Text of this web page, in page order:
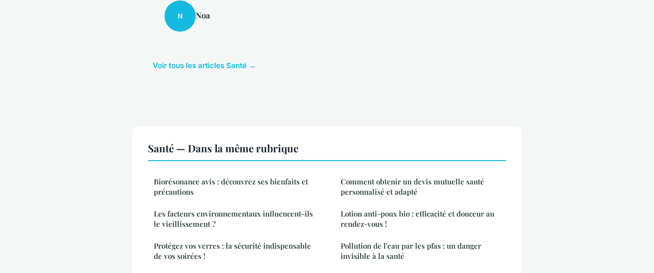
N Noa
Voir tous les articles Santé →
Santé — Dans la même rubrique
Biorésonance avis : découvrez ses bienfaits et
précautions
Les facteurs environnementaux influencent-ils
le vieillissement ?
Protégez vos verres : la sécurité indispensable
de vos soirées !
Comment obtenir un devis mutuelle santé
personnalisé et adapté
Lotion anti-poux bio : efficacité et douceur au
rendez-vous !
Pollution de l'eau par les pfas : un danger
invisible à la santé